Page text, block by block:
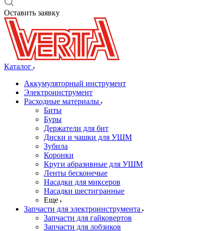
Оставить заявку
Каталог
Аккумуляторный инструмент
Электроинструмент
Расходные материалы
Биты
Буры
Держатели для бит
Диски и чашки для УШМ
Зубила
Коронки
Круги абразивные для УШМ
Ленты бесконечые
Насадки для миксеров
Насадки шестигранные
Еще
Запчасти для электроинструмента
Запчасти для гайковертов
Запчасти для лобзиков